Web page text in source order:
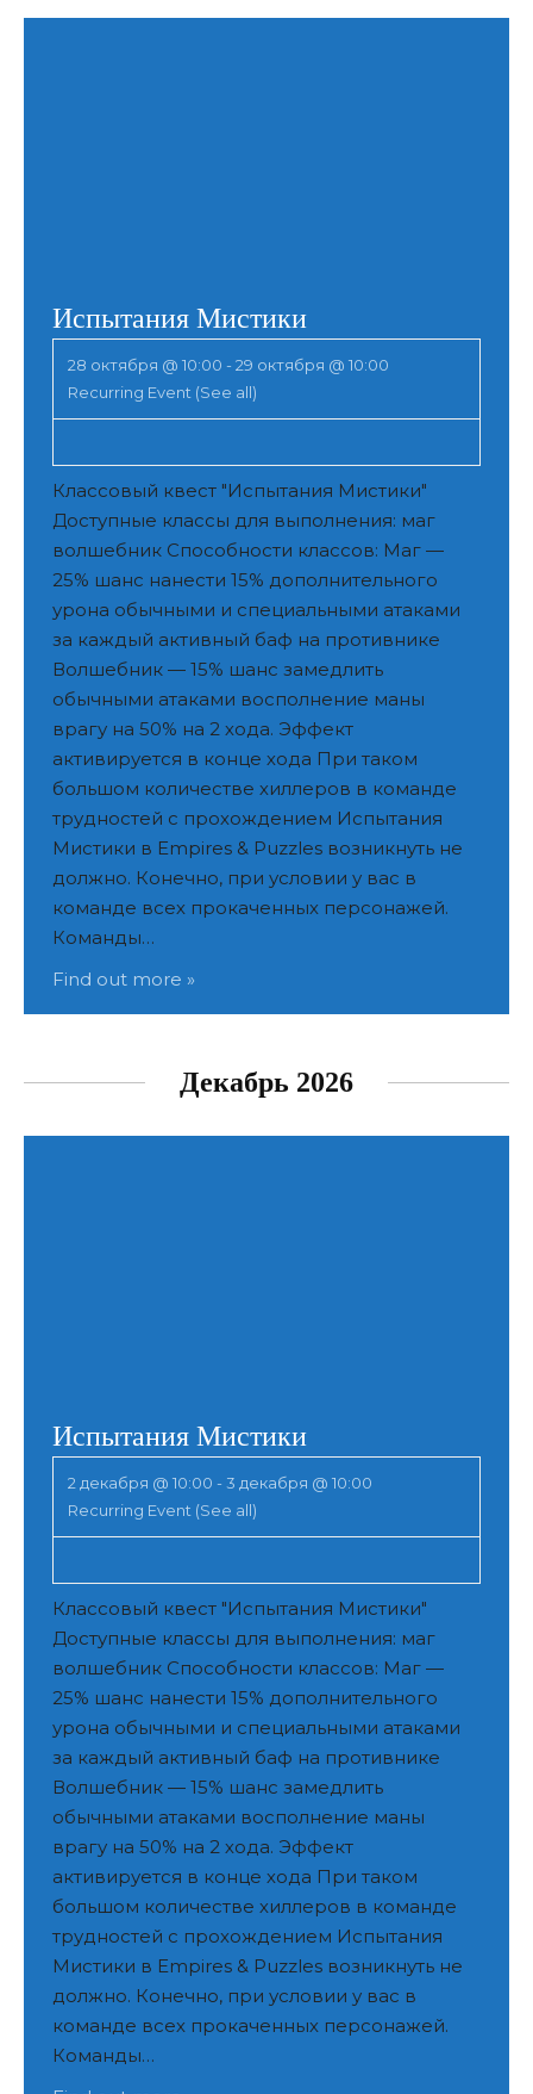
Испытания Мистики
28 октября @ 10:00 - 29 октября @ 10:00
Recurring Event (See all)
Классовый квест "Испытания Мистики"
Доступные классы для выполнения: маг
волшебник Способности классов: Маг —
25% шанс нанести 15% дополнительного
урона обычными и специальными атаками
за каждый активный баф на противнике
Волшебник — 15% шанс замедлить
обычными атаками восполнение маны
врагу на 50% на 2 хода. Эффект
активируется в конце хода При таком
большом количестве хиллеров в команде
трудностей с прохождением Испытания
Мистики в Empires & Puzzles возникнуть не
должно. Конечно, при условии у вас в
команде всех прокаченных персонажей.
Команды…
Find out more »
Декабрь 2026
Испытания Мистики
2 декабря @ 10:00 - 3 декабря @ 10:00
Recurring Event (See all)
Классовый квест "Испытания Мистики"
Доступные классы для выполнения: маг
волшебник Способности классов: Маг —
25% шанс нанести 15% дополнительного
урона обычными и специальными атаками
за каждый активный баф на противнике
Волшебник — 15% шанс замедлить
обычными атаками восполнение маны
врагу на 50% на 2 хода. Эффект
активируется в конце хода При таком
большом количестве хиллеров в команде
трудностей с прохождением Испытания
Мистики в Empires & Puzzles возникнуть не
должно. Конечно, при условии у вас в
команде всех прокаченных персонажей.
Команды…